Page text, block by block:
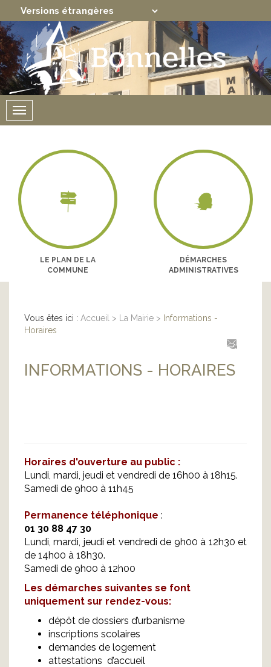
Powered by Translate
Menu
LE PLAN DE LA
COMMUNE
DÉMARCHES
ADMINISTRATIVES
Vous êtes ici : Accueil > La Mairie > Informations -
Horaires
INFORMATIONS - HORAIRES
Horaires d'ouverture au public :
Lundi, mardi, jeudi et vendredi de 16h00 à 18h15.
Samedi de 9h00 à 11h45
Permanence téléphonique :
01 30 88 47 30
Lundi, mardi, jeudi et vendredi de 9h00 à 12h30 et
de 14h00 à 18h30.
Samedi de 9h00 à 12h00
Les démarches suivantes se font
uniquement sur rendez-vous:
dépôt de dossiers d’urbanisme
inscriptions scolaires
demandes de logement
attestations d’accueil